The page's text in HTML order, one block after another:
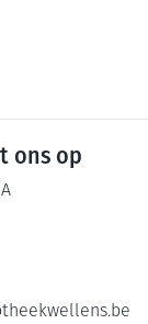
ons op